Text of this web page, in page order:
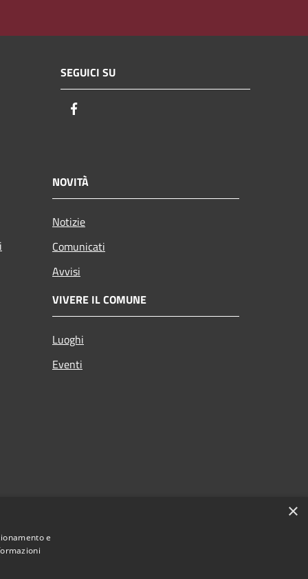
SEGUICI SU
NOVITÀ
Notizie
Comunicati
Avvisi
VIVERE IL COMUNE
Luoghi
Eventi
×
e